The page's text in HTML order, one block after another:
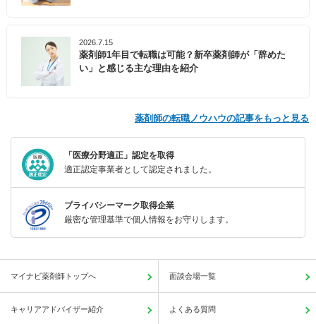
2026.7.15
薬剤師1年目で転職は可能？新卒薬剤師が「辞めた
い」と感じる主な理由を紹介
薬剤師の転職ノウハウの記事をもっと見る
「医療分野適正」認定を取得
適正認定事業者として認定されました。
プライバシーマーク取得企業
厳密な管理基準で個人情報をお守りします。
マイナビ薬剤師トップへ 面談会場一覧
キャリアアドバイザー紹介 よくある質問